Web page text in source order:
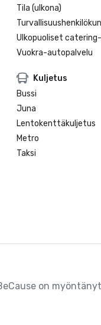
Tila (ulkona)
Ulkopuoliset
Vuokra-autopalvelu
Kuljetus
Bussi
Juna
Lentokenttäkuljetus
Metro
Taksi
on